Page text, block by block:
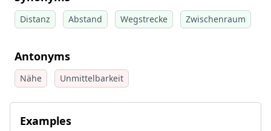
Distanz Abstand Wegstrecke Zwischenraum
Antonyms
Nähe Unmittelbarkeit
Examples